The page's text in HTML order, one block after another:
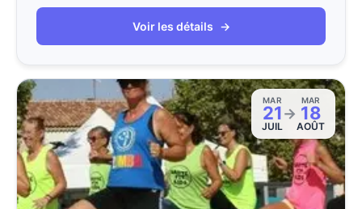
Voir les détails →
MAR
21
JUIL
→
MAR
18
AOÛT